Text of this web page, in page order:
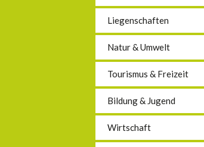
Liegenschaften
Natur & Umwelt
Tourismus & Freizeit
Bildung & Jugend
Wirtschaft